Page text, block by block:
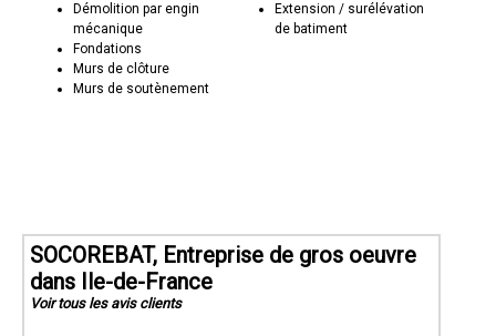
Démolition par engin
mécanique
Fondations
Murs de clôture
Murs de soutènement
Extension / surélévation
de batiment
SOCOREBAT, Entreprise de gros oeuvre
dans Ile-de-France
Voir tous les avis clients